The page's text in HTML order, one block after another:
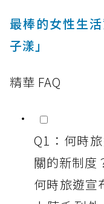
最棒的女性生
子漾」
精華 FAQ
Q1：何時
關的新制度
何時旅遊宣